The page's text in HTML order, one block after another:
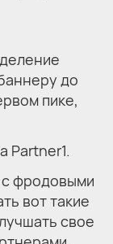
до
пике,
Partner1.
с фродовыми
вот такие
свое